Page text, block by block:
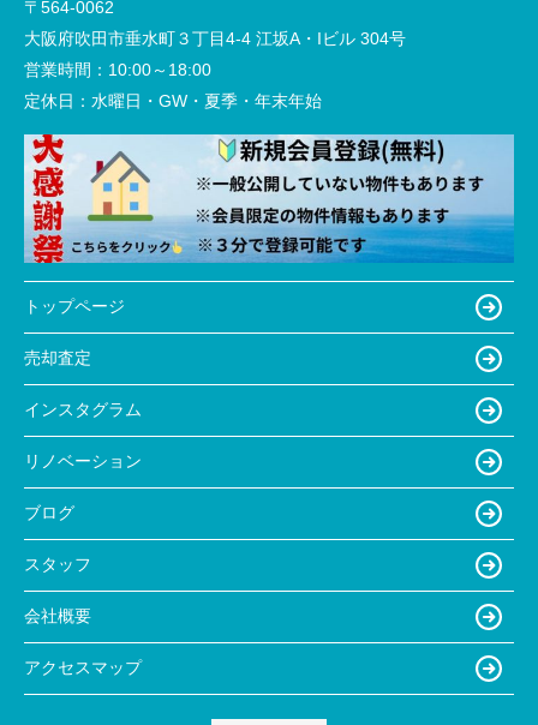
〒564-0062
大阪府吹田市垂水町３丁目4-4 江坂A・Iビル 304号
営業時間： 10:00～18:00
定休日： 水曜日・GW・夏季・年末年始
トップページ
売却査定
インスタグラム
リノベーション
ブログ
スタッフ
会社概要
アクセスマップ